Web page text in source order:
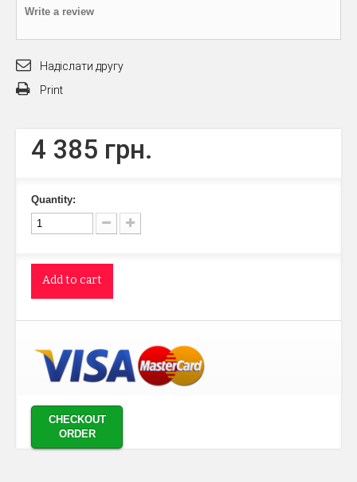
Write a review
Надіслати другу
Print
4 385 грн.
Quantity:
Add to cart
CHECKOUT
ORDER